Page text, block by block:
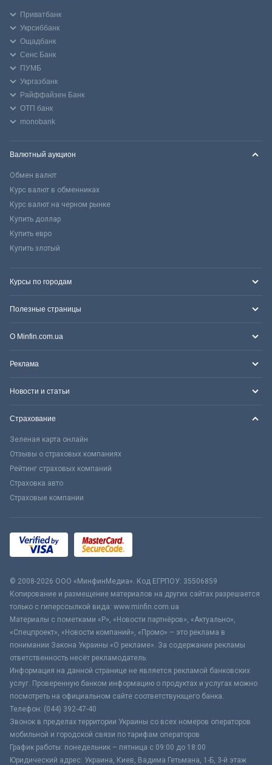
Приватбанк
Укрсиббанк
Ощадбанк
Сенс Банк
ПУМБ
Укргазбанк
Райффайзен Банк
ОТП банк
monobank
Валютный аукцион
Обмен валют
Курс валют в обменниках
Курс валют на черном рынке
Купить доллар
Купить евро
Купить злотый
Курсы по городам
Полезные страницы
О Minfin.com.ua
Реклама
Новости и статьи
Страхование
Зеленая карта онлайн
Отзывы о страховых компаниях
Рейтинг страховых компаний
Страховка авто
Страховые компании
© 2008-2026 ООО «МинфинМедиа». Код ЕГРПОУ: 35506859
Копирование и размещение материалов на других сайтах разрешается
только с гиперссылкой вида: www.minfin.com.ua
Материалы с пометками «Р», «Новости партнёров», «Актуально»,
«Спецпроект», «Новости компаний», «Промо» – это реклама в
понимании Закона Украины «О рекламе». За содержание рекламы
ответственность несёт рекламодатель.
Информация на данной странице не является рекламой банковских
услуг. Проверенную банком информацию о продуктах и услугах можно
посмотреть на официальном сайте соответствующего банка.
Телефон: (044) 392-47-40
Звонок в пределах территории Украины со всех номеров операторов
мобильной и городской связи по тарифам операторов
График работы: понедельник – пятница с 09:00 до 18:00
Юридический адрес: Украина, Киев, Вадима Гетьмана, 1-Б, 3-й этаж